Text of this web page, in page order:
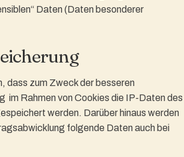
Daten (Daten besonderer
dass zum Zweck der besseren
im Rahmen von Cookies die IP-Daten des
werden. Darüber hinaus werden
folgende Daten auch bei